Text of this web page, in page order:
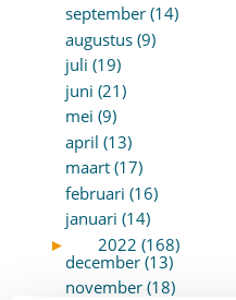
september (14)
augustus (9)
juli (19)
juni (21)
mei (9)
april (13)
maart (17)
februari (16)
januari (14)
►
2022 (168)
december (13)
november (18)